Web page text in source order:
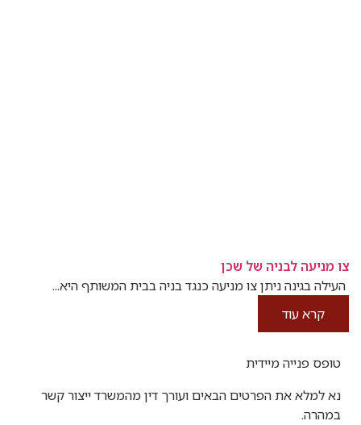
צו מניעה לבניה של שכן
העילה בגינה ניתן צו מניעה כנגד בניה בבית המשותף היא...
קרא עוד
טופס פנייה מיידית
נא למלא את הפרטים הבאים ועורך דין מהמשרד ייצור קשר
במהרה.